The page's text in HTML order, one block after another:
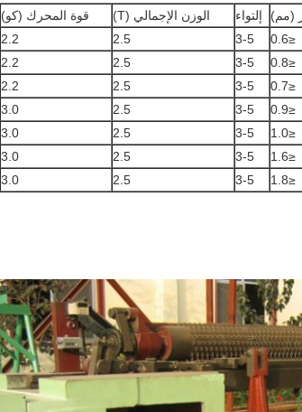
(مم) إلتواء الوزن الإجمالي (T)
قوة المحرك (كو)
≤0.6
3-5
2.5
2.2
≤0.8
3-5
2.5
2.2
≤0.7
3-5
2.5
2.2
≤0.9
3-5
2.5
3.0
≤1.0
3-5
2.5
3.0
≤1.6
3-5
2.5
3.0
≤1.8
3-5
2.5
3.0